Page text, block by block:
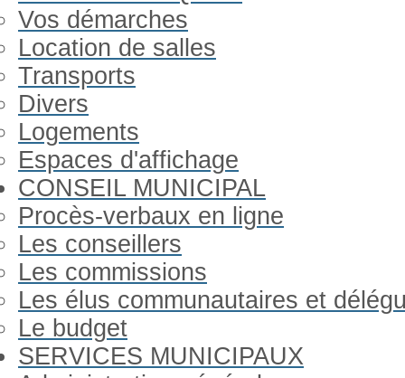
Vos démarches
Location de salles
Transports
Divers
Logements
Espaces d'affichage
CONSEIL MUNICIPAL
Procès-verbaux en ligne
Les conseillers
Les commissions
Les élus communautaires et
Le budget
SERVICES MUNICIPAUX